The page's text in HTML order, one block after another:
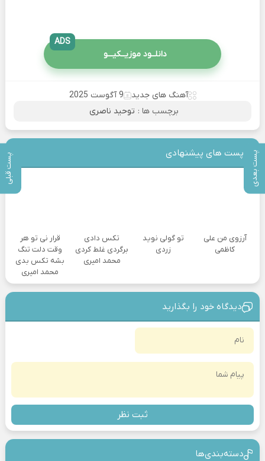
پست بعدی پست قبلی
دانلــود موزیــکیـــو
ADS
آهنگ های جدید
9 آگوست 2025
برچسب ها : توحید ناصری
پست های پیشنهادی
آرزوی من علی
کاظمی
تو گولی نوید
زردی
تکس دادی
برگردی غلط کردی
محمد امیری
قرار نی تو هر
وقت دلت تنگ
بشه تکس بدی
محمد امیری
دیدگاه خود را بگذارید
ثبت نظر
دسته‌بندی‎‌‌ها